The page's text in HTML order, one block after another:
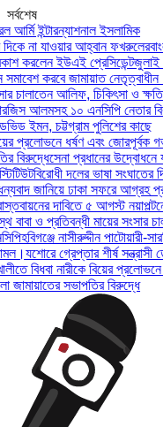
সর্বশেষ
ইন্টারন্যাশনাল ইসলামিক
না যাওয়ার আহ্বান ফখরুলের
করলেন ইউএই প্রেসিডেন্টজুলাই
করবে জামায়াত নেতৃত্বাধীন ১১
আলিফ, চিকিৎসা ও
আলমসহ ১০ এনসিপি নেতার
ইমন, চট্টগ্রাম পুলিশের কাছে
প্রলোভনে ধর্ষণ এবং জোরপূর্বক
সেনা প্রধানের উদ্বোধনে
বিরোধী দলের ভাষা সংঘাতের
জানিয়ে ঢাকা সফরে আগ্রহ
দাবিতে ৫ আগস্ট নয়াপল্টনে
ও প্রতিবন্ধী মায়ের সংসার
হবিগঞ্জে নাসীরুদ্দীন পাটোয়ারী-
যশোরে গ্রেপ্তার শীর্ষ সন্ত্রাসী
বিধবা নারীকে বিয়ের প্রলোভনে
সভাপতির বিরুদ্ধে